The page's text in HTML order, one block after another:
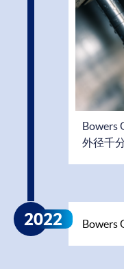
Bowers
外径千
2022 Bowers